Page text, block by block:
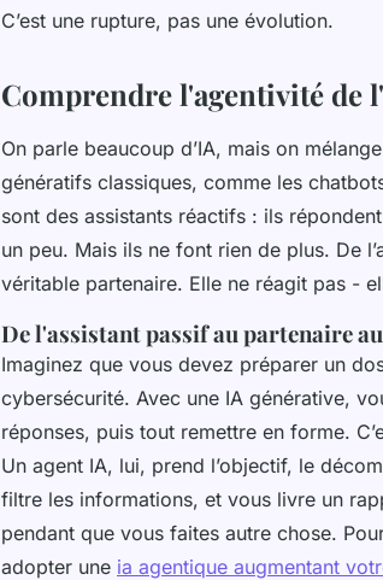
C’est une rupture, pas une évolution.
Comprendre l'agentivité de
On parle beaucoup d’IA, mais on
génératifs classiques, comme les
sont des assistants réactifs : ils
un peu. Mais ils ne font rien de plus. De
véritable partenaire. Elle ne réagit pas -
De l'assistant passif au partenaire
Imaginez que vous devez préparer un
cybersécurité. Avec une IA générative,
réponses, puis tout remettre en forme.
Un agent IA, lui, prend l’objectif, le
filtre les informations, et vous livre un
pendant que vous faites autre chose.
adopter une ia agentique augmentant